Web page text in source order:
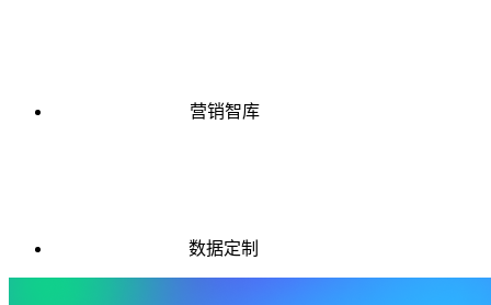
营销智库
数据定制